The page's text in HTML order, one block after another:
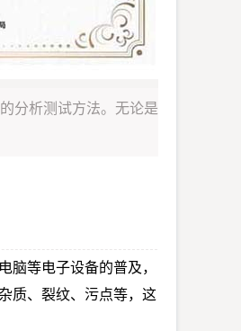
分析测试方法。无论是
脑等电子设备的普及，
质、裂纹、污点等，这